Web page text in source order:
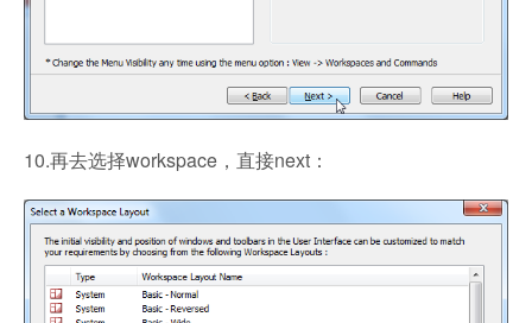
10.再去选择workspace，直接next：